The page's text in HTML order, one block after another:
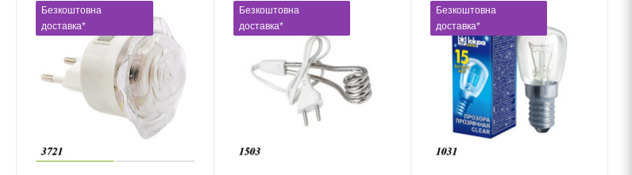
Безкоштовна
доставка*
Безкоштовна
доставка*
Безкоштовна
доставка*